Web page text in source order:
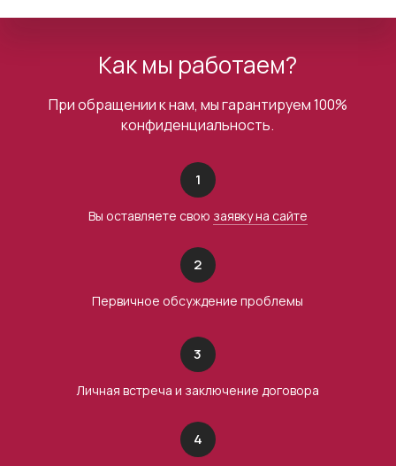
Как мы работаем?
При обращении к нам, мы гарантируем 100%
конфиденциальность.
1
Вы оставляете свою заявку на сайте
2
Первичное обсуждение проблемы
3
Личная встреча и заключение договора
4